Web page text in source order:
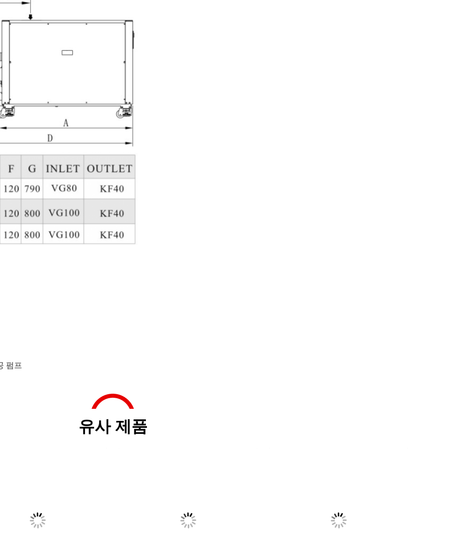
펌프
유사 제품